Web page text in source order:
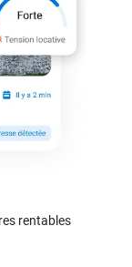
rentables